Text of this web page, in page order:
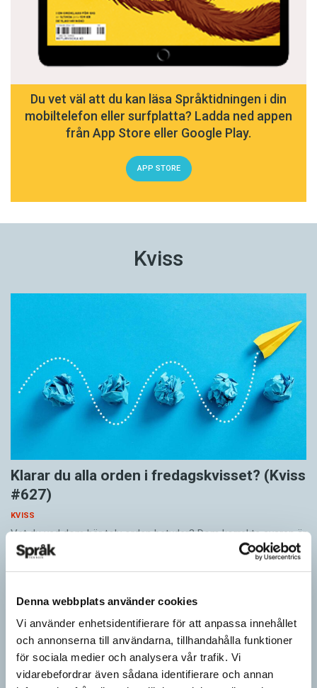
Denna webbplats använder cookies
Vi använder enhetsidentifierare för att anpassa innehållet
och annonserna till användarna, tillhandahålla funktioner
för sociala medier och analysera vår trafik. Vi
vidarebefordrar även sådana identifierare och annan
Du vet väl att du kan läsa Språktidningen i din
mobiltelefon eller surfplatta? Ladda ned appen
från App Store eller Google Play.
APP STORE
Kviss
Klarar du alla orden i fredagskvisset? (Kviss
#627)
KVISS
Vet du vad dom här tolv orden betyder? Dom korrekta svaren är
hämtade ur Svenska Akademiens ordlista.